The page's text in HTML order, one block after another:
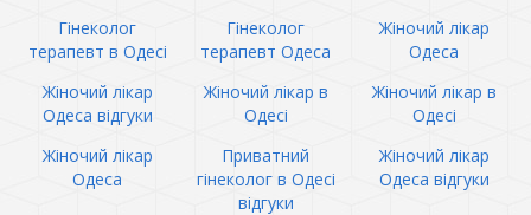
Гінеколог
терапевт в Одесі
Гінеколог
терапевт Одеса
Жіночий лікар
Одеса
Жіночий лікар
Одеса відгуки
Жіночий лікар в
Одесі
Жіночий лікар в
Одесі
Жіночий лікар
Одеса
Приватний
гінеколог в Одесі
відгуки
Жіночий лікар
Одеса відгуки